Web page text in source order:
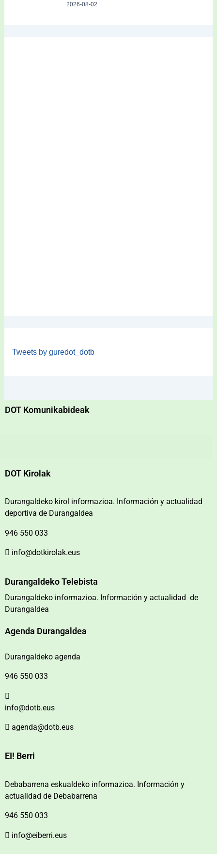
2026-08-02
Tweets by guredot_dotb
DOT Komunikabideak
DOT Kirolak
Durangaldeko kirol informazioa. Información y actualidad
deportiva de Durangaldea
946 550 033
info@dotkirolak.eus
Durangaldeko Telebista
Durangaldeko informazioa. Información y actualidad de
Durangaldea
Agenda Durangaldea
Durangaldeko agenda
946 550 033
info@dotb.eus
agenda@dotb.eus
EI! Berri
Debabarrena eskualdeko informazioa. Información y
actualidad de Debabarrena
946 550 033
info@eiberri.eus